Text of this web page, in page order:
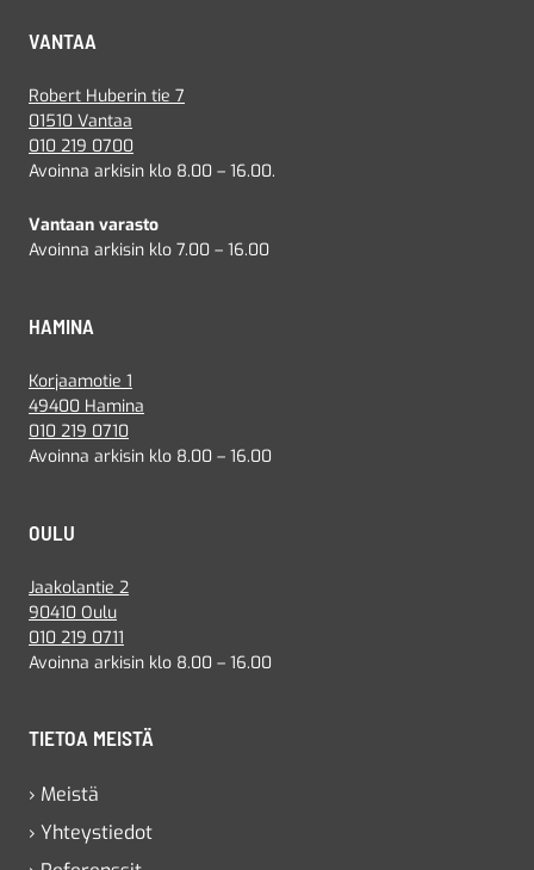
VANTAA
Robert Huberin tie 7
01510 Vantaa
010 219 0700
Avoinna arkisin klo 8.00 – 16.00.
Vantaan varasto
Avoinna arkisin klo 7.00 – 16.00
HAMINA
Korjaamotie 1
49400 Hamina
010 219 0710
Avoinna arkisin klo 8.00 – 16.00
OULU
Jaakolantie 2
90410 Oulu
010 219 0711
Avoinna arkisin klo 8.00 – 16.00
TIETOA MEISTÄ
› Meistä
› Yhteystiedot